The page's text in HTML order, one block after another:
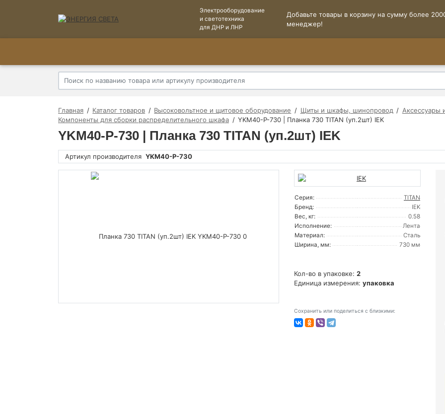
Электрооборудование
и светотехника
для ДНР и ЛНР
Добавьте товары в корзину на сумму более
менеджер!
Главная Каталог товаров Высоковольтное и щитовое оборудование Щиты и шкафы, шинопровод
Аксессуары
Компоненты для сборки распределительного шкафа
YKM40-P-730 | Планка 730 TITAN (уп.2шт) IEK
YKM40-P-730 | Планка 730 TITAN (уп.2шт) IEK
Артикул производителя YKM40-P-730
Серия:
TITAN
Бренд:
IEK
Вес, кг:
0.58
Исполнение:
Лента
Материал:
Сталь
Ширина, мм:
730 мм
Кол-во в упаковке: 2
Единица измерения: упаковка
Сохранить или поделиться с близкими: